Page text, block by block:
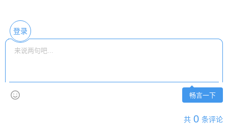
登录
畅言一下
共 0 条评论